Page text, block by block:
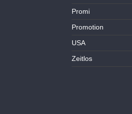
Promi
Promotion
USA
Zeitlos